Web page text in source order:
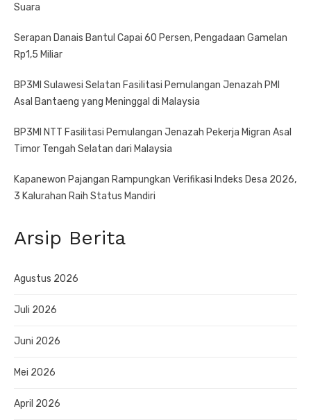
Suara
Serapan Danais Bantul Capai 60 Persen, Pengadaan Gamelan
Rp1,5 Miliar
BP3MI Sulawesi Selatan Fasilitasi Pemulangan Jenazah PMI
Asal Bantaeng yang Meninggal di Malaysia
BP3MI NTT Fasilitasi Pemulangan Jenazah Pekerja Migran Asal
Timor Tengah Selatan dari Malaysia
Kapanewon Pajangan Rampungkan Verifikasi Indeks Desa 2026,
3 Kalurahan Raih Status Mandiri
Arsip Berita
Agustus 2026
Juli 2026
Juni 2026
Mei 2026
April 2026